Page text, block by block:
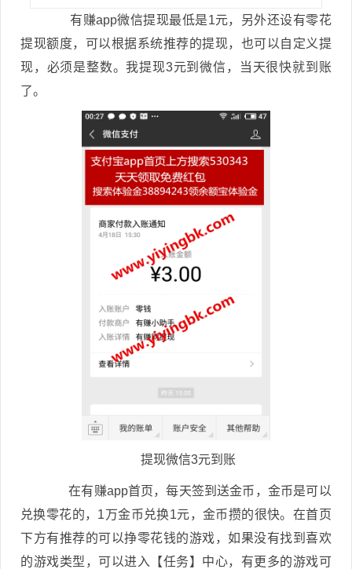
有赚app微信提现最低是1元，另外还设有零花
提现额度，可以根据系统推荐的提现，也可以自定义提
现，必须是整数。我提现3元到微信，当天很快就到账
了。
提现微信3元到账
在有赚app首页，每天签到送金币，金币是可以
兑换零花的，1万金币兑换1元，金币攒的很快。在首页
下方有推荐的可以挣零花钱的游戏，如果没有找到喜欢
的游戏类型，可以进入【任务】中心，有更多的游戏可